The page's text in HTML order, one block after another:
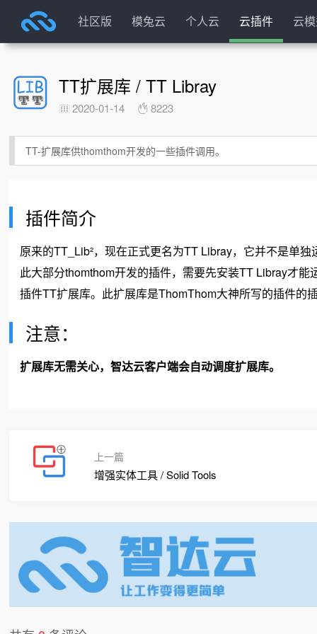
社区版 模兔云 个人云 云插件 云
TT扩展库 / TT Libray
2020-01-14 8223
TT-扩展库供thomthom开发的一些插件调用。
插件简介
原来的TT_Lib²，现在正式更名为TT Libray，它并不是单
此大部分thomthom开发的插件，需要先安装TT Libray才
插件TT扩展库。此扩展库是ThomThom大神所写的插件的
注意：
扩展库无需关心，智达云客户端会自动调度扩展库。
上一篇
增强实体工具 / Solid Tools